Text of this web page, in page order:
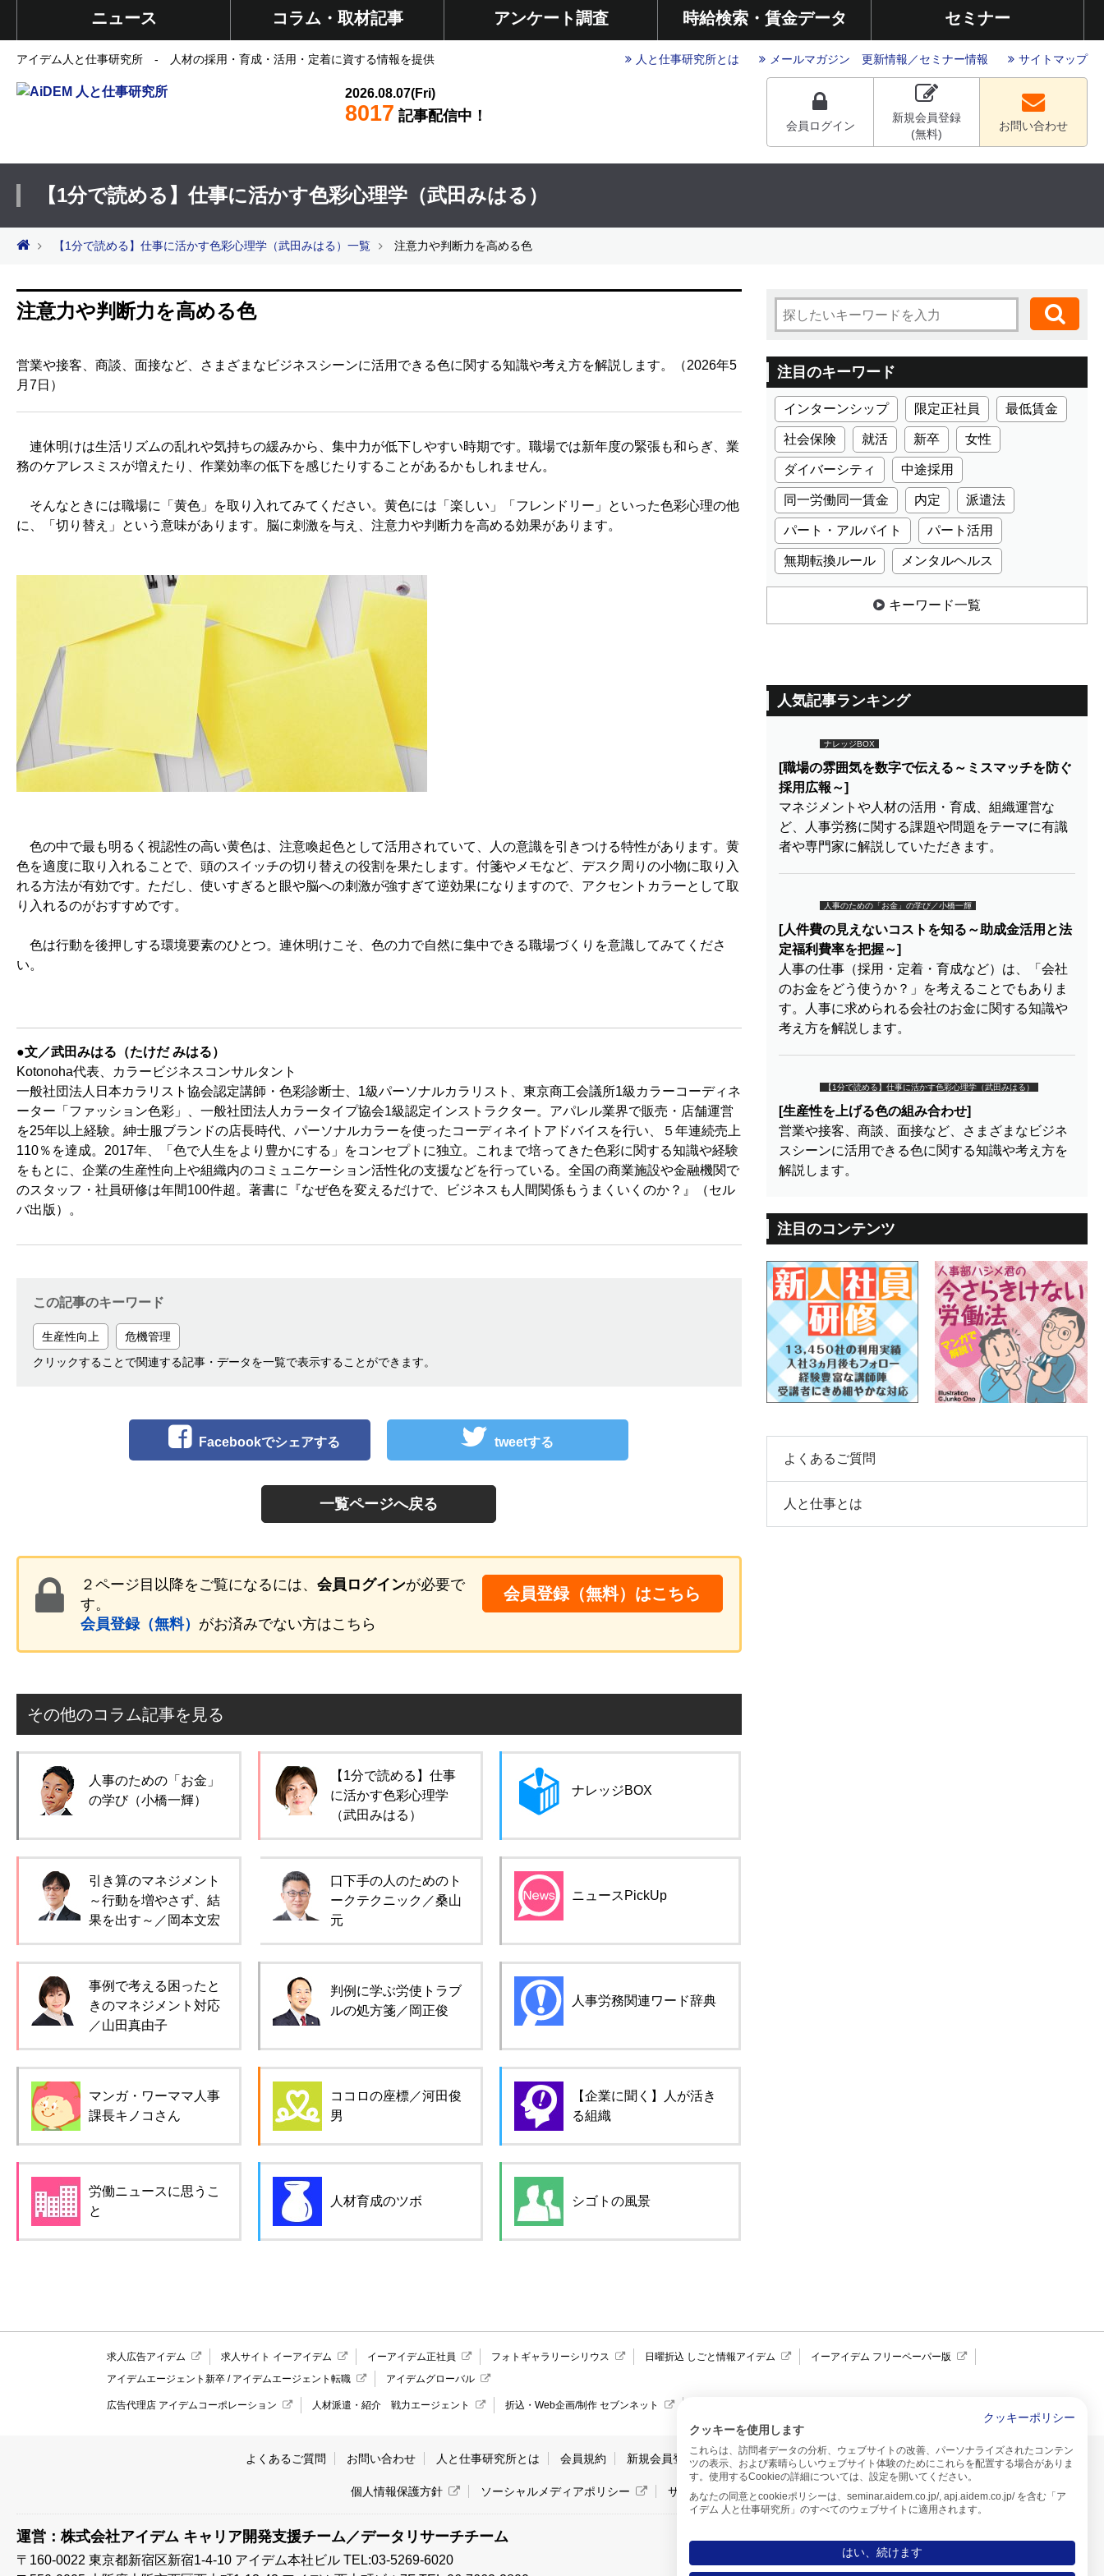
ニュース コラム・取材記事 アンケート調査 時給検索・賃金データ セミナー
アイデム人と仕事研究所 - 人材の採用・育成・活用・定着に資する情報を提供 人と仕事研究所とは メールマガジン 更新情報 ／セミナー情報 サイトマップ
2026.08.07(Fri)
8017 記事配信中！
会員ログイン
新規会員登録
(無料)
お問い合わせ
【1分で読める】仕事に活かす色彩心理学（武田みはる）
【1分で読める】仕事に活かす色彩心理学（武田みはる）一覧 注意力や判断力を高める色
注意力や判断力を高める色
営業や接客、商談、面接など、さまざまなビジネスシーンに活用できる色に関する知識や考え方を解説します。（2026年5
月7日）
連休明けは生活リズムの乱れや気持ちの緩みから、集中力が低下しやすい時期です。職場では新年度の緊張も和らぎ、業
務のケアレスミスが増えたり、作業効率の低下を感じたりすることがあるかもしれません。
そんなときには職場に「黄色」を取り入れてみてください。黄色には「楽しい」「フレンドリー」といった色彩心理の他
に、「切り替え」という意味があります。脳に刺激を与え、注意力や判断力を高める効果があります。
色の中で最も明るく視認性の高い黄色は、注意喚起色として活用されていて、人の意識を引きつける特性があります。黄
色を適度に取り入れることで、頭のスイッチの切り替えの役割を果たします。付箋やメモなど、デスク周りの小物に取り入
れる方法が有効です。ただし、使いすぎると眼や脳への刺激が強すぎて逆効果になりますので、アクセントカラーとして取
り入れるのがおすすめです。
色は行動を後押しする環境要素のひとつ。連休明けこそ、色の力で自然に集中できる職場づくりを意識してみてくださ
い。
●文／武田みはる（たけだ みはる）
Kotonoha代表、カラービジネスコンサルタント
一般社団法人日本カラリスト協会認定講師・色彩診断士、1級パーソナルカラリスト、東京商工会議所1級カラーコーディネ
ーター「ファッション色彩」、一般社団法人カラータイプ協会1級認定インストラクター。アパレル業界で販売・店舗運営
を25年以上経験。紳士服ブランドの店長時代、パーソナルカラーを使ったコーディネイトアドバイスを行い、５年連続売上
110％を達成。2017年、「色で人生をより豊かにする」をコンセプトに独立。これまで培ってきた色彩に関する知識や経験
をもとに、企業の生産性向上や組織内のコミュニケーション活性化の支援などを行っている。全国の商業施設や金融機関で
のスタッフ・社員研修は年間100件超。著書に『なぜ色を変えるだけで、ビジネスも人間関係もうまくいくのか？』（セル
バ出版）。
この記事のキーワード
生産性向上
危機管理
クリックすることで関連する記事・データを一覧で表示することができます。
Facebookでシェアする tweetする
一覧ページへ戻る
２ページ目以降をご覧になるには、 会員ログインが必要で
す。
会員登録（無料） がお済みでない方はこちら
会員登録（無料）はこちら
その他のコラム記事を見る
人事のための「お金」
の学び（小橋一輝）
【1分で読める】仕事
に活かす色彩心理学
（武田みはる）
ナレッジBOX
引き算のマネジメント
～行動を増やさず、結
果を出す～／岡本文宏
口下手の人のためのト
ークテクニック／桑山
元
ニュースPickUp
事例で考える困ったと
きのマネジメント対応
／山田真由子
判例に学ぶ労使トラブ
ルの処方箋／岡正俊
人事労務関連ワード辞典
マンガ・ワーママ人事
課長キノコさん
ココロの座標／河田俊
男
【企業に聞く】人が活き
る組織
労働ニュースに思うこ
と
人材育成のツボ シゴトの風景
注目のキーワード
インターンシップ 限定正社員 最低賃金
社会保険 就活 新卒 女性
ダイバーシティ 中途採用
同一労働同一賃金 内定 派遣法
パート・アルバイト パート活用
無期転換ルール メンタルヘルス
キーワード一覧
人気記事ランキング
ナレッジBOX
[職場の雰囲気を数字で伝える～ミスマッチを防ぐ
採用広報～]
マネジメントや人材の活用・育成、組織運営な
ど、人事労務に関する課題や問題をテーマに有識
者や専門家に解説していただきます。
人事のための「お金」の学び／小橋一輝
[人件費の見えないコストを知る～助成金活用と法
定福利費率を把握～]
人事の仕事（採用・定着・育成など）は、「会社
のお金をどう使うか？」を考えることでもありま
す。人事に求められる会社のお金に関する知識や
考え方を解説します。
【1分で読める】仕事に活かす色彩心理学（武田みはる）
[生産性を上げる色の組み合わせ]
営業や接客、商談、面接など、さまざまなビジネ
スシーンに活用できる色に関する知識や考え方を
解説します。
注目のコンテンツ
よくあるご質問
人と仕事とは
求人広告アイデム 求人サイト イーアイデム イーアイデム正社員 フォトギャラリーシリウス 日曜折込 しごと情報アイデム
イーアイデム フリーペーパー版
アイデムエージェント新卒 / アイデムエージェント転職 アイデムグローバル
広告代理店 アイデムコーポレーション 人材派遣・紹介 戦力エージェント 折込・Web企画/制作 セブンネット
よくあるご質問 お問い合わせ 人と仕事研究所とは 会員規約 新規会員登録 サイトのご利用について
個人情報保護方針 ソーシャルメディアポリシー サイトマップ
運営：株式会社アイデム キャリア開発支援チーム／データリサーチチーム
〒160-0022 東京都新宿区新宿1-4-10 アイデム本社ビル TEL:03-5269-6020
クッキーポリシー
クッキーを使用します
これらは、訪問者データの分析、ウェブサイトの改善、パーソナライズされたコンテン
ツの表示、および素晴らしいウェブサイト体験のためにこれらを配置する場合がありま
す。使用するCookieの詳細については、設定を開いてください。
あなたの同意とcookieポリシーは、seminar.aidem.co.jp/, apj.aidem.co.jp/ を含む「ア
イデム 人と仕事研究所」のすべてのウェブサイトに適用されます。
はい、続けます